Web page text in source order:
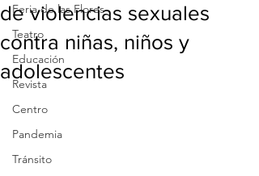
Feria de las Flores
Teatro
Educación
Revista
Centro
Pandemia
Tránsito
de violencias sexuales
contra niñas, niños y
adolescentes